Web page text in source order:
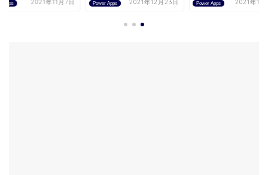
Apps 2021年11月7日 Power Apps 2021年12月23日 Power Apps 2021年11